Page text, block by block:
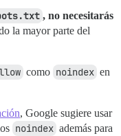
, no necesitarás
la mayor parte del
como noindex en
, Google sugiere usar
noindex además para